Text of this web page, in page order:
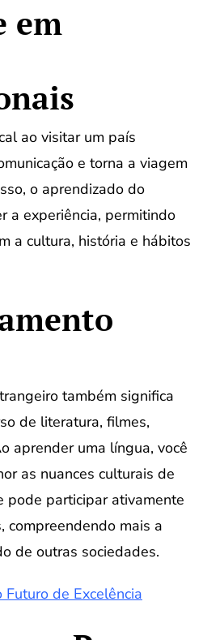
em
ao visitar um país
e torna a viagem
o aprendizado do
a experiência, permitindo
a cultura, história e hábitos
também significa
de literatura, filmes,
aprender uma língua, você
as nuances culturais de
pode participar ativamente
compreendendo mais a
de outras sociedades.
Futuro de Excelência